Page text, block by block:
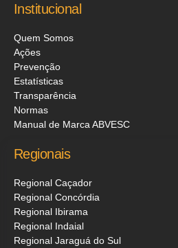
Institucional
Quem Somos
Ações
Prevenção
Estatísticas
Transparência
Normas
Manual de Marca ABVESC
Regionais
Regional Caçador
Regional Concórdia
Regional Ibirama
Regional Indaial
Regional Jaraguá do Sul